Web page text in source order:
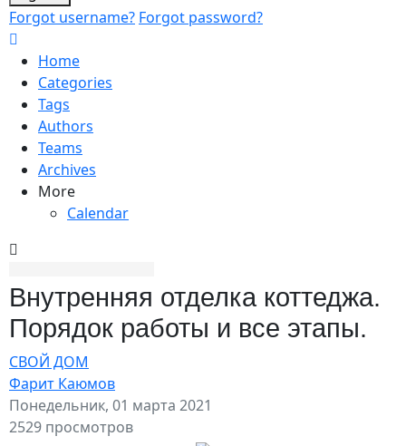
Forgot username? Forgot password?
Home
Categories
Tags
Authors
Teams
Archives
More
Calendar
Внутренняя отделка коттеджа.
Порядок работы и все этапы.
СВОЙ ДОМ
Фарит Каюмов
Понедельник, 01 марта 2021
2529 просмотров